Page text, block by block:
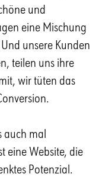
und
eine Mischung
unsere Kunden
teilen uns ihre
wir tüten das
auch mal
eine Website, die
Potenzial.